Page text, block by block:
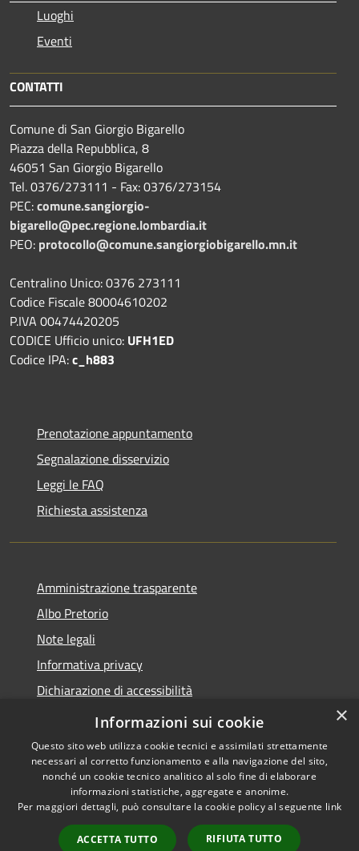
Luoghi
Eventi
CONTATTI
Comune di San Giorgio Bigarello
Piazza della Repubblica, 8
46051 San Giorgio Bigarello
Tel. 0376/273111 - Fax: 0376/273154
PEC:comune.sangiorgio-
bigarello@pec.regione.lombardia.it
PEO: protocollo@comune.sangiorgiobigarello.mn.it
Centralino Unico: 0376 273111
Codice Fiscale 80004610202
P.IVA 00474420205
CODICE Ufficio unico: UFH1ED
Codice IPA:c_h883
Prenotazione appuntamento
Segnalazione disservizio
Leggi le FAQ
Richiesta assistenza
Amministrazione trasparente
Albo Pretorio
Note legali
Informativa privacy
Dichiarazione di accessibilità
Obiettivi di accessibilità
Accessibilità
Copyright © 2026 • Comune di
San Giorgio Bigarello •
Powered byMunicipium
×
Informazioni sui cookie
Questo sito web utilizza cookie tecnici e assimilati strettamente
necessari al corretto funzionamento e alla navigazione del sito,
nonché un cookie tecnico analitico al solo fine di elaborare
informazioni statistiche, aggregate e anonime.
Per maggiori dettagli, può consultare la cookie policy al seguente link
ACCETTA TUTTO RIFIUTA TUTTO